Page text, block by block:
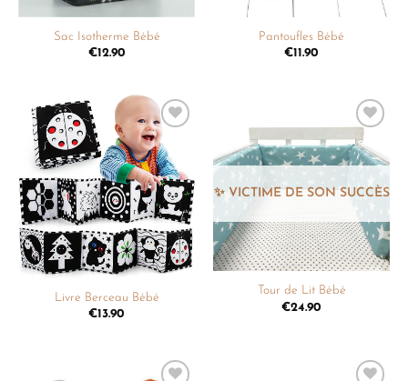
Sac Isotherme Bébé
€12.90
Pantoufles Bébé
€11.90
Ajouter
à la
liste de
souhaits
Livre Berceau Bébé
€13.90
Ajouter
à la
liste de
Tour de Lit Bébé
€24.90